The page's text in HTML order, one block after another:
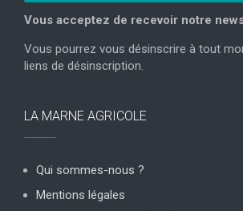
Vous acceptez de recevoir notre
Vous pourrez vous désinscrire à tout
liens de désinscription.
LA MARNE AGRICOLE
Qui sommes-nous ?
Mentions légales